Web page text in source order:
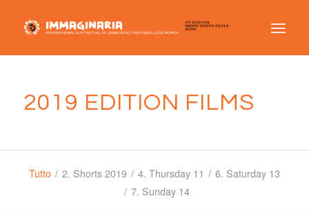
2019 EDITION FILMS
Tutto / 2. Shorts 2019 / 4. Thursday 11 / 6. Saturday 13
/ 7. Sunday 14